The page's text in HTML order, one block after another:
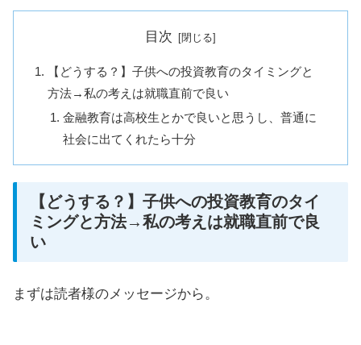
目次
【どうする？】子供への投資教育のタイミングと
方法→私の考えは就職直前で良い
金融教育は高校生とかで良いと思うし、普通に
社会に出てくれたら十分
【どうする？】子供への投資教育のタイ
ミングと方法→私の考えは就職直前で良
い
まずは読者様のメッセージから。